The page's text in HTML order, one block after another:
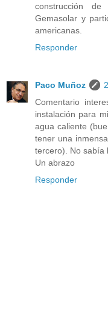
construcción
Gemasolar y
americanas.
Responder
Paco Muñoz
Comentario
instalación para
agua caliente
tener una
tercero). No sabía
Un abrazo
Responder